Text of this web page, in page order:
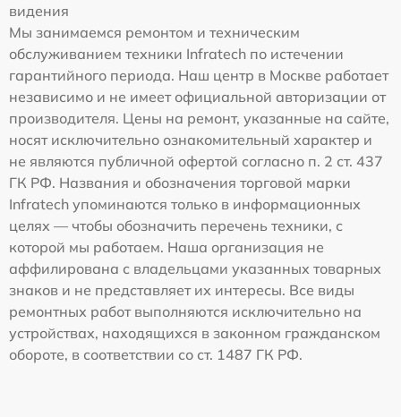
видения
Мы занимаемся ремонтом и техническим
обслуживанием техники Infratech по истечении
гарантийного периода. Наш центр в Москве работает
независимо и не имеет официальной авторизации от
производителя. Цены на ремонт, указанные на сайте,
носят исключительно ознакомительный характер и
не являются публичной офертой согласно п. 2 ст. 437
ГК РФ. Названия и обозначения торговой марки
Infratech упоминаются только в информационных
целях — чтобы обозначить перечень техники, с
которой мы работаем. Наша организация не
аффилирована с владельцами указанных товарных
знаков и не представляет их интересы. Все виды
ремонтных работ выполняются исключительно на
устройствах, находящихся в законном гражданском
обороте, в соответствии со ст. 1487 ГК РФ.